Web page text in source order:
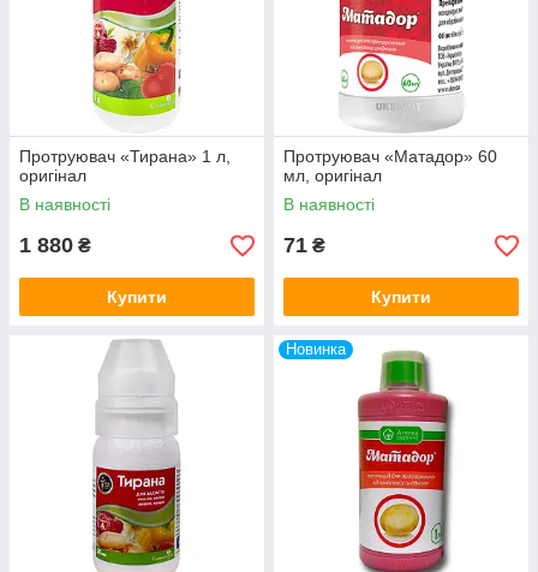
Протруювач «Тирана» 1 л,
оригінал
В наявності
1 880 ₴
Купити
Протруювач «Матадор» 60
мл, оригінал
В наявності
71 ₴
Купити
Новинка